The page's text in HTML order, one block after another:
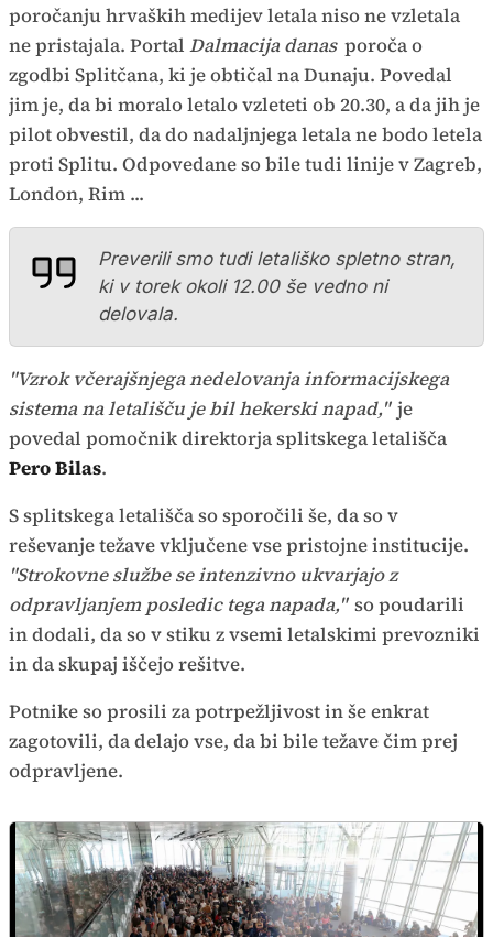
poročanju hrvaških medijev letala niso ne vzletala
ne pristajala. Portal Dalmacija danas poroča o
zgodbi Splitčana, ki je obtičal na Dunaju. Povedal
jim je, da bi moralo letalo vzleteti ob 20.30, a da jih je
pilot obvestil, da do nadaljnjega letala ne bodo letela
proti Splitu. Odpovedane so bile tudi linije v Zagreb,
London, Rim ...
Preverili smo tudi letališko spletno stran,
ki v torek okoli 12.00 še vedno ni
delovala.
"Vzrok včerajšnjega nedelovanja informacijskega
sistema na letališču je bil hekerski napad," je
povedal pomočnik direktorja splitskega letališča
Pero Bilas.
S splitskega letališča so sporočili še, da so v
reševanje težave vključene vse pristojne institucije.
"Strokovne službe se intenzivno ukvarjajo z
odpravljanjem posledic tega napada," so poudarili
in dodali, da so v stiku z vsemi letalskimi prevozniki
in da skupaj iščejo rešitve.
Potnike so prosili za potrpežljivost in še enkrat
zagotovili, da delajo vse, da bi bile težave čim prej
odpravljene.